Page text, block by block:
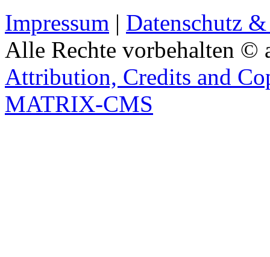
Impressum | Datenschutz
Alle Rechte vorbehalten ©
Attribution, Credits and
MATRIX-CMS